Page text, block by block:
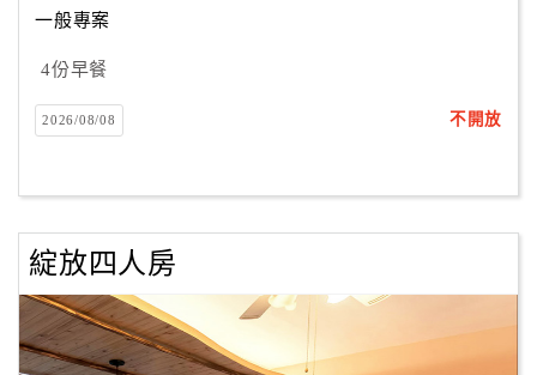
訂
房
Q&A
旅
卡
訂
房
一般專案
4份早餐
2026/08/08 不開放
綻放四人房